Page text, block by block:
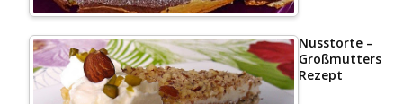
Nusstorte –
Großmutters
Rezept